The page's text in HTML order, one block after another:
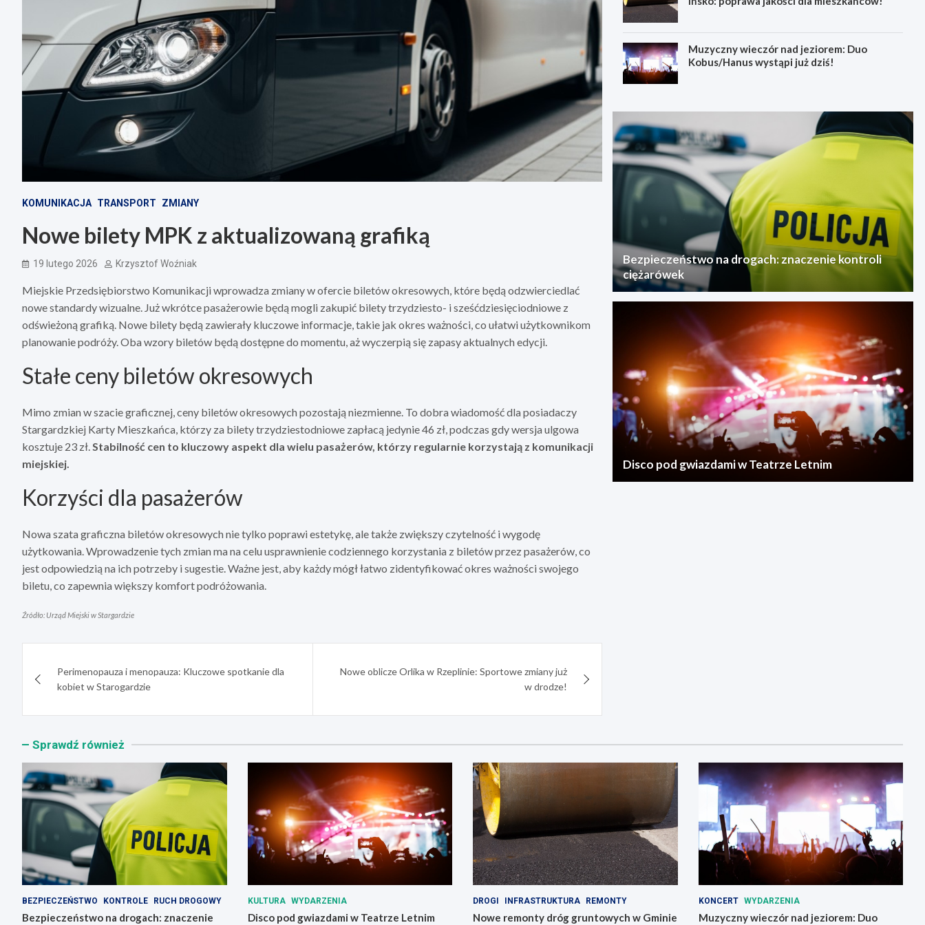
KOMUNIKACJA TRANSPORT ZMIANY
Nowe bilety MPK z aktualizowaną grafiką
19 lutego 2026 Krzysztof Woźniak
Miejskie Przedsiębiorstwo Komunikacji wprowadza zmiany w ofercie biletów okresowych, które będą odzwierciedlać
nowe standardy wizualne. Już wkrótce pasażerowie będą mogli zakupić bilety trzydziesto- i sześćdziesięciodniowe z
odświeżoną grafiką. Nowe bilety będą zawierały kluczowe informacje, takie jak okres ważności, co ułatwi użytkownikom
planowanie podróży. Oba wzory biletów będą dostępne do momentu, aż wyczerpią się zapasy aktualnych edycji.
Stałe ceny biletów okresowych
Mimo zmian w szacie graficznej, ceny biletów okresowych pozostają niezmienne. To dobra wiadomość dla posiadaczy
Stargardzkiej Karty Mieszkańca, którzy za bilety trzydziestodniowe zapłacą jedynie 46 zł, podczas gdy wersja ulgowa
kosztuje 23 zł.Stabilność cen to kluczowy aspekt dla wielu pasażerów, którzy regularnie korzystają z komunikacji
miejskiej.
Korzyści dla pasażerów
Nowa szata graficzna biletów okresowych nie tylko poprawi estetykę, ale także zwiększy czytelność i wygodę
użytkowania. Wprowadzenie tych zmian ma na celu usprawnienie codziennego korzystania z biletów przez pasażerów, co
jest odpowiedzią na ich potrzeby i sugestie. Ważne jest, aby każdy mógł łatwo zidentyfikować okres ważności swojego
biletu, co zapewnia większy komfort podróżowania.
Źródło: Urząd Miejski w Stargardzie
wpisuPerimenopauza i menopauza: Kluczowe spotkanie dla
kobiet w Starogardzie
Nowe oblicze Orlika w Rzeplinie: Sportowe zmiany już
w drodze!
Muzyczny wieczór nad jeziorem: Duo
Kobus/Hanus wystąpi już dziś!
Bezpieczeństwo na drogach: znaczenie kontroli
ciężarówek
Disco pod gwiazdami w Teatrze Letnim
Sprawdź również
BEZPIECZEŃSTWO KONTROLE RUCH DROGOWY
Bezpieczeństwo na drogach: znaczenie
KULTURA WYDARZENIA
Disco pod gwiazdami w Teatrze Letnim
DROGI INFRASTRUKTURA REMONTY
Nowe remonty dróg gruntowych w Gminie
KONCERT WYDARZENIA
Muzyczny wieczór nad jeziorem: Duo